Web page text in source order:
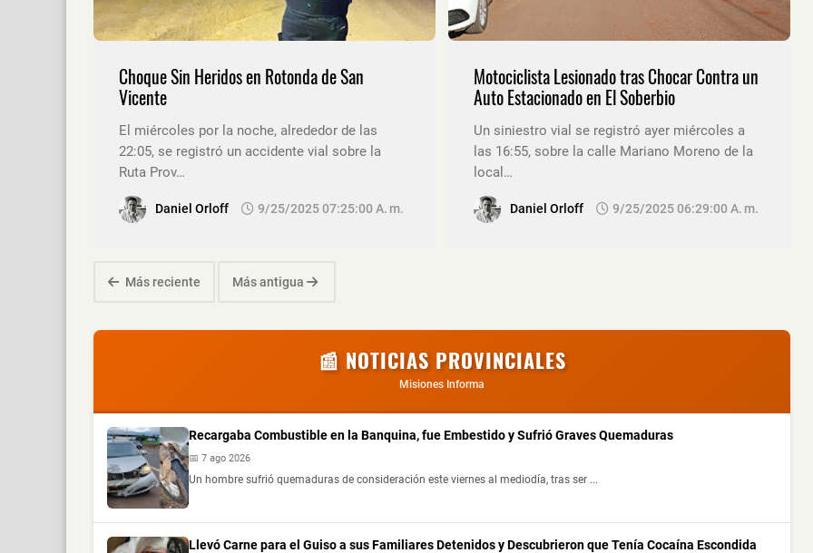
Choque Sin Heridos en Rotonda de San
Vicente
El miércoles por la noche, alrededor de las
22:05, se registró un accidente vial sobre la
Ruta Prov…
Daniel Orloff 9/25/2025 07:25:00 A. M.
Motociclista Lesionado tras Chocar Contra un
Auto Estacionado en El Soberbio
Un siniestro vial se registró ayer miércoles a
las 16:55, sobre la calle Mariano Moreno de la
local…
Daniel Orloff 9/25/2025 06:29:00 A. M.
Más reciente Más antigua
📰 NOTICIAS PROVINCIALES
Misiones Informa
Recargaba Combustible en la Banquina, fue Embestido y Sufrió Graves Quemaduras
📅 7 ago 2026
Un hombre sufrió quemaduras de consideración este viernes al mediodía, tras ser ...
Llevó Carne para el Guiso a sus Familiares Detenidos y Descubrieron que Tenía Cocaína Escondida